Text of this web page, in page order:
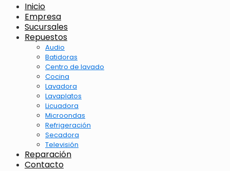
Inicio
Empresa
Sucursales
Repuestos
Audio
Batidoras
Centro de lavado
Cocina
Lavadora
Lavaplatos
Licuadora
Microondas
Refrigeración
Secadora
Televisión
Reparación
Contacto